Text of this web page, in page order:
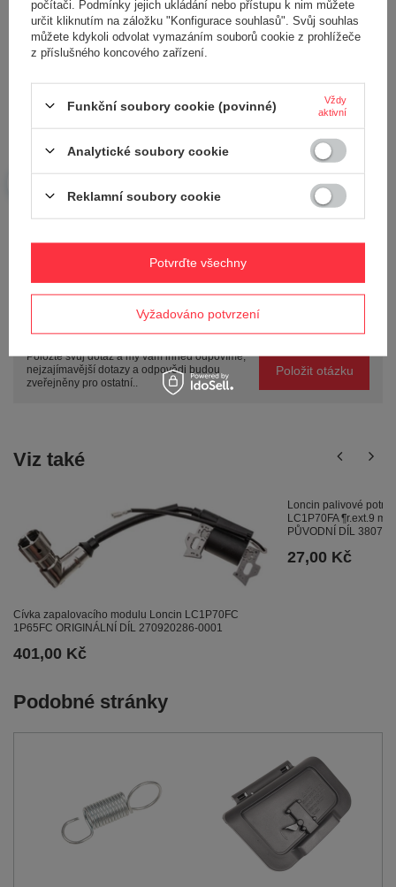
Vaše jméno
Váš e-mail
Odeslat zpětnou vazbu
Potřebujete pomoc? Máte otázky?
Položte svůj dotaz a my vám ihned odpovíme,
nejzajímavější dotazy a odpovědi budou
zveřejněny pro ostatní..
Položit otázku
Viz také
Cívka zapalovacího modulu Loncin LC1P70FC
1P65FC ORIGINÁLNÍ DÍL 270920286-0001
401,00 Kč
Loncin palivové
LC1P70FA ¶r.ext.9
PŮVODNÍ DÍL
27,00 Kč
Podobné stránky
počítači. Podmínky jejich ukládání nebo přístupu k nim můžete
určit kliknutím na záložku "Konfigurace souhlasů". Svůj souhlas
můžete kdykoli odvolat vymazáním souborů cookie z prohlížeče
z příslušného koncového zařízení.
Funkční soubory cookie (povinné)
Vždy
aktivní
Analytické soubory cookie
Reklamní soubory cookie
Vyžadováno potvrzení
Potvrďte všechny